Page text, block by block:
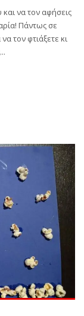
να τον αφήσεις
Πάντως σε
τον φτιάξετε κι